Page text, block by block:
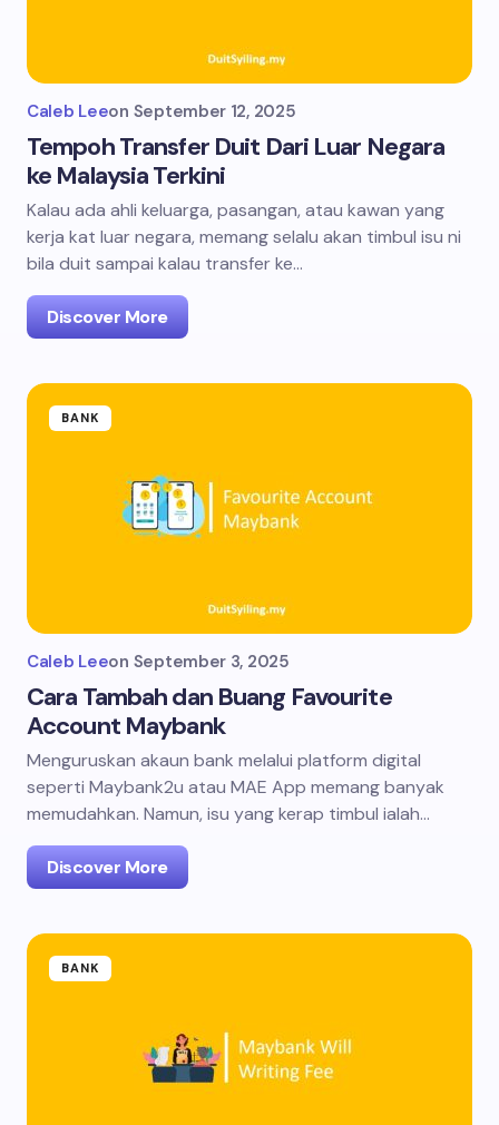
Caleb Leeon September 12, 2025
Tempoh Transfer Duit Dari Luar Negara
ke Malaysia Terkini
Kalau ada ahli keluarga, pasangan, atau kawan yang
kerja kat luar negara, memang selalu akan timbul isu ni
bila duit sampai kalau transfer ke…
Discover More
BANK
Caleb Leeon September 3, 2025
Cara Tambah dan Buang Favourite
Account Maybank
Menguruskan akaun bank melalui platform digital
seperti Maybank2u atau MAE App memang banyak
memudahkan. Namun, isu yang kerap timbul ialah…
Discover More
BANK